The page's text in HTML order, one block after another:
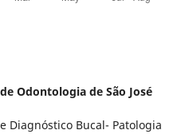
Odontologia de São José
Diagnóstico Bucal- Patologia